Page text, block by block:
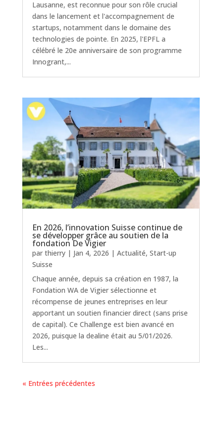
Lausanne, est reconnue pour son rôle crucial
dans le lancement et l'accompagnement de
startups, notamment dans le domaine des
technologies de pointe. En 2025, l'EPFL a
célébré le 20e anniversaire de son programme
Innogrant,...
En 2026, l’innovation Suisse continue de
se développer grâce au soutien de la
fondation De Vigier
par thierry| Jan 4, 2026 | Actualité, Start-up
Suisse
Chaque année, depuis sa création en 1987, la
Fondation WA de Vigier sélectionne et
récompense de jeunes entreprises en leur
apportant un soutien financier direct (sans prise
de capital). Ce Challenge est bien avancé en
2026, puisque la dealine était au 5/01/2026.
Les...
« Entrées précédentes